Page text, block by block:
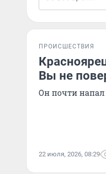
ПРОИСШЕСТВИЯ
Вы не
Он почти
22 июля, 2026, 08:29